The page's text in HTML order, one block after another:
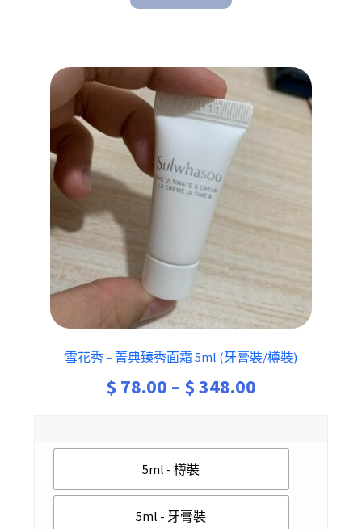
雪花秀 – 菁典臻秀面霜 5ml (牙膏裝/樽裝)
$ 78.00 – $348.00
$ 78.00
5ml - 樽裝
5ml - 牙膏裝